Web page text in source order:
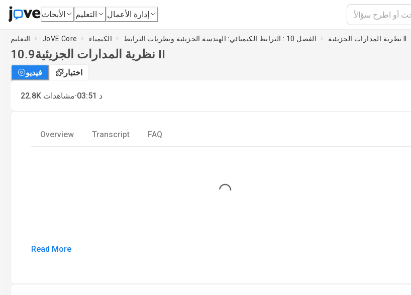
الأبحاث التعليم إدارة الأعمال
التعليم JoVE Core الكيمياء الفصل 10 : الترابط الكيميائي: الهندسة الجزيئية ونظريات الترابط نظرية المدارات الجزيئية II
10.9 نظرية المدارات الجزيئية II
فيديو اختبار
22.8K مشاهدات·03:51 د
Overview Transcript FAQ
Loading...
Read More